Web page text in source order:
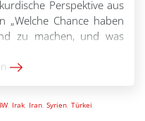
Perspektive aus
„Welche Chance haben
zu machen, und was
, Irak, Iran, Syrien, Türkei